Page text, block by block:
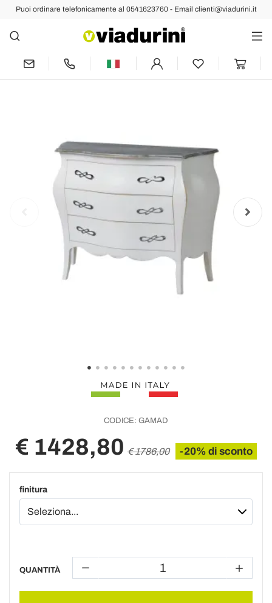
Puoi ordinare telefonicamente al 0541623760 - Email clienti@viadurini.it
Indietro Prec Succ
Comò Bombato con 3 Cassetti in Diverse
Finiture Made in Italy - Gamad
CODICE: GAMAD
€ 1428,80 € 1786,00 -20% di sconto
finitura
QUANTITÀ